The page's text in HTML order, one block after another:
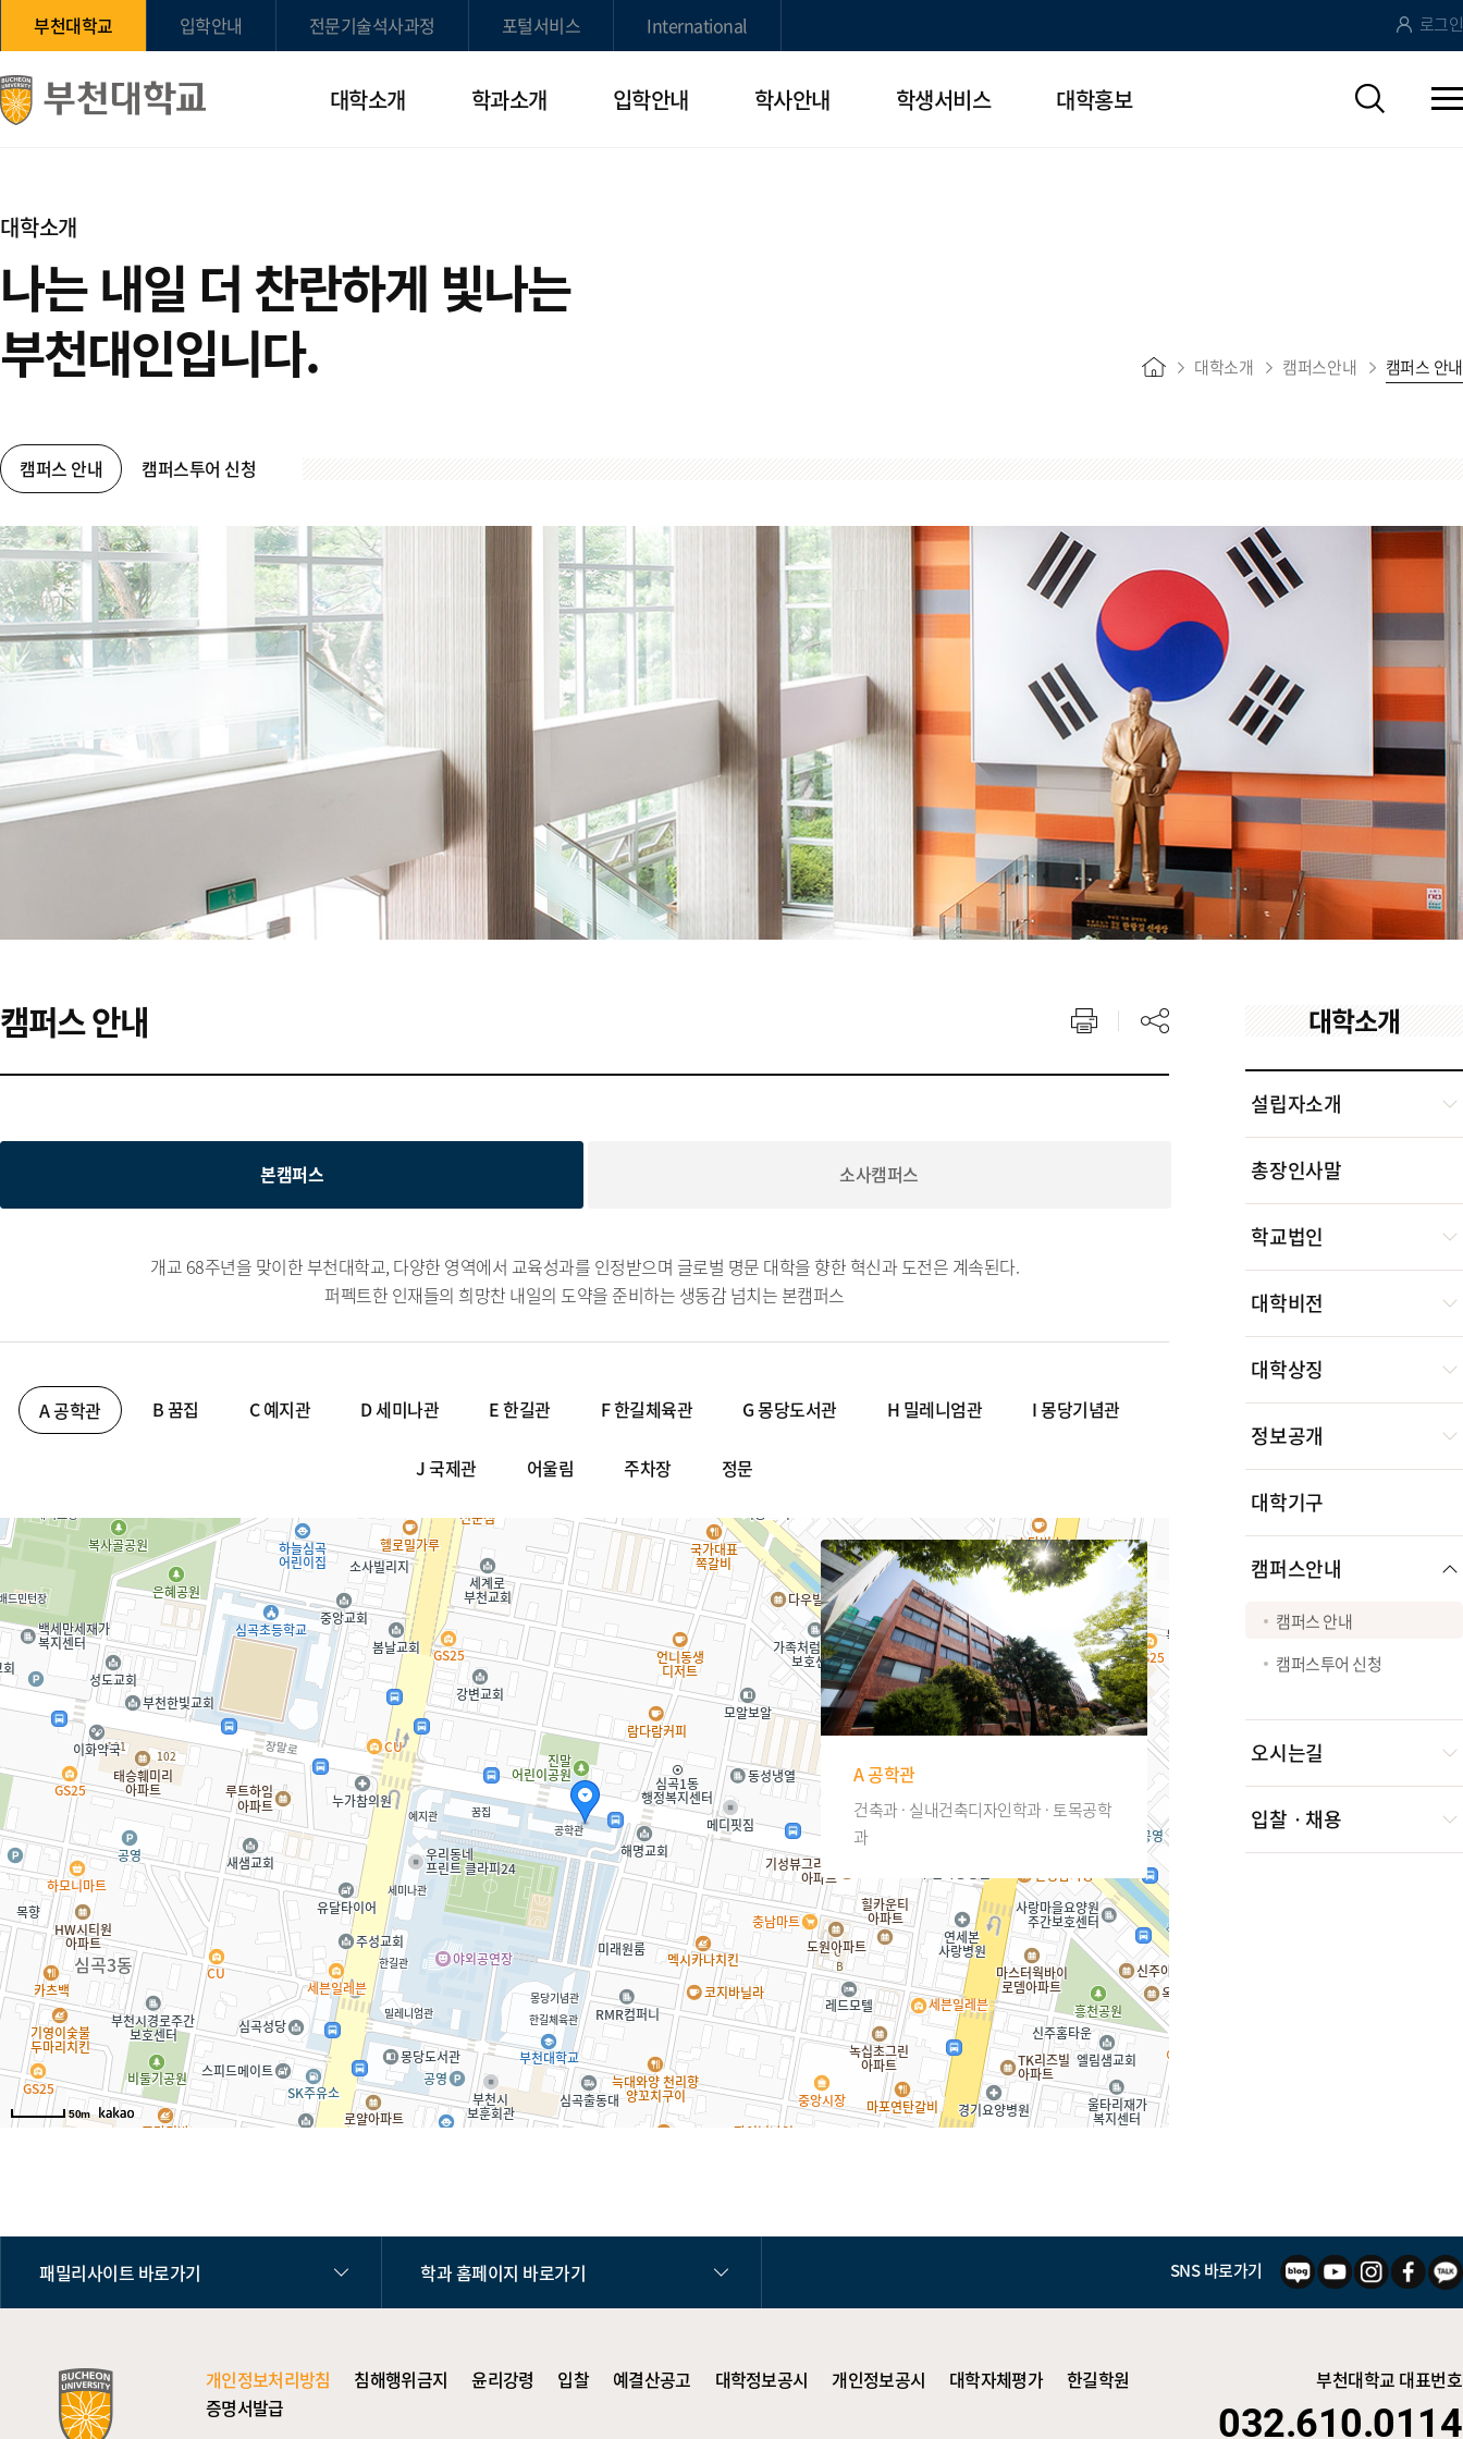
부천대학교 입학안내 전문기술석사과정 포털서비스 International 로그인
대학소개 학과소개 입학안내 학사안내 학생서비스 대학홍보
대학소개 캠퍼스안내 캠퍼스 안내
대학소개
나는 내일 더 찬란하게 빛나는
부천대인입니다.
캠퍼스 안내 캠퍼스투어 신청
캠퍼스 안내
본캠퍼스 소사캠퍼스
개교 68주년을 맞이한 부천대학교, 다양한 영역에서 교육성과를 인정받으며 글로벌 명문 대학을 향한 혁신과 도전은 계속된다.
퍼펙트한 인재들의 희망찬 내일의 도약을 준비하는 생동감 넘치는 본캠퍼스
A 공학관 B 꿈집 C 예지관 D 세미나관 E 한길관 F 한길체육관 G 몽당도서관 H 밀레니엄관 I 몽당기념관
J 국제관 어울림 주차장 정문
A 공학관
건축과 · 실내건축디자인학과 · 토목공학
과
50m
대학소개
설립자소개
총장인사말
학교법인
대학비전
대학상징
정보공개
대학기구
캠퍼스안내
캠퍼스 안내
캠퍼스투어 신청
오시는길
입찰ㆍ채용
패밀리사이트 바로가기 학과 홈페이지 바로가기 SNS 바로가기
개인정보처리방침 침해행위금지 윤리강령 입찰 예결산공고 대학정보공시 개인정보공시 대학자체평가
한길학원
증명서발급
부천대학교 대표번호
032.610.0114